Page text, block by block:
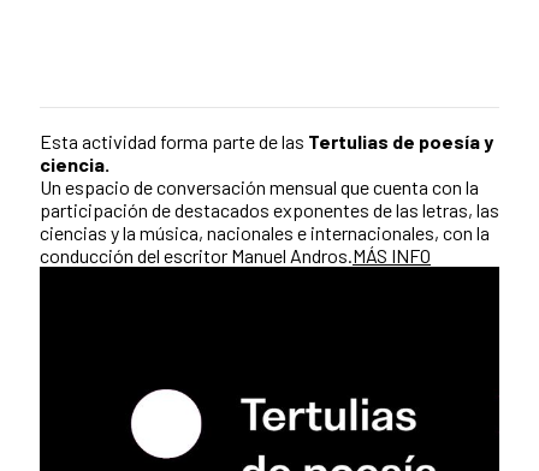
Esta actividad forma parte de las Tertulias de poesía y
ciencia.
Un espacio de conversación mensual que cuenta con la
participación de destacados exponentes de las letras, las
ciencias y la música, nacionales e internacionales, con la
conducción del escritor Manuel Andros.MÁS INFO